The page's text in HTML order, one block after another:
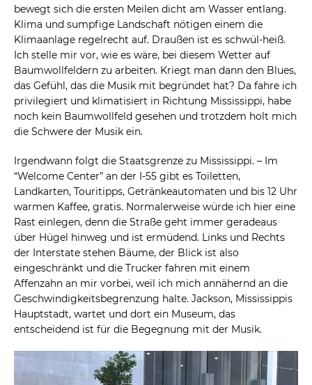
bewegt sich die ersten Meilen dicht am Wasser entlang.
Klima und sumpfige Landschaft nötigen einem die
Klimaanlage regelrecht auf. Draußen ist es schwül-heiß.
Ich stelle mir vor, wie es wäre, bei diesem Wetter auf
Baumwollfeldern zu arbeiten. Kriegt man dann den Blues,
das Gefühl, das die Musik mit begründet hat? Da fahre ich
privilegiert und klimatisiert in Richtung Mississippi, habe
noch kein Baumwollfeld gesehen und trotzdem holt mich
die Schwere der Musik ein.
Irgendwann folgt die Staatsgrenze zu Mississippi. – Im
“Welcome Center” an der I-55 gibt es Toiletten,
Landkarten, Touritipps, Getränkeautomaten und bis 12 Uhr
warmen Kaffee, gratis. Normalerweise würde ich hier eine
Rast einlegen, denn die Straße geht immer geradeaus
über Hügel hinweg und ist ermüdend. Links und Rechts
der Interstate stehen Bäume, der Blick ist also
eingeschränkt und die Trucker fahren mit einem
Affenzahn an mir vorbei, weil ich mich annähernd an die
Geschwindigkeitsbegrenzung halte. Jackson, Mississippis
Hauptstadt, wartet und dort ein Museum, das
entscheidend ist für die Begegnung mit der Musik.